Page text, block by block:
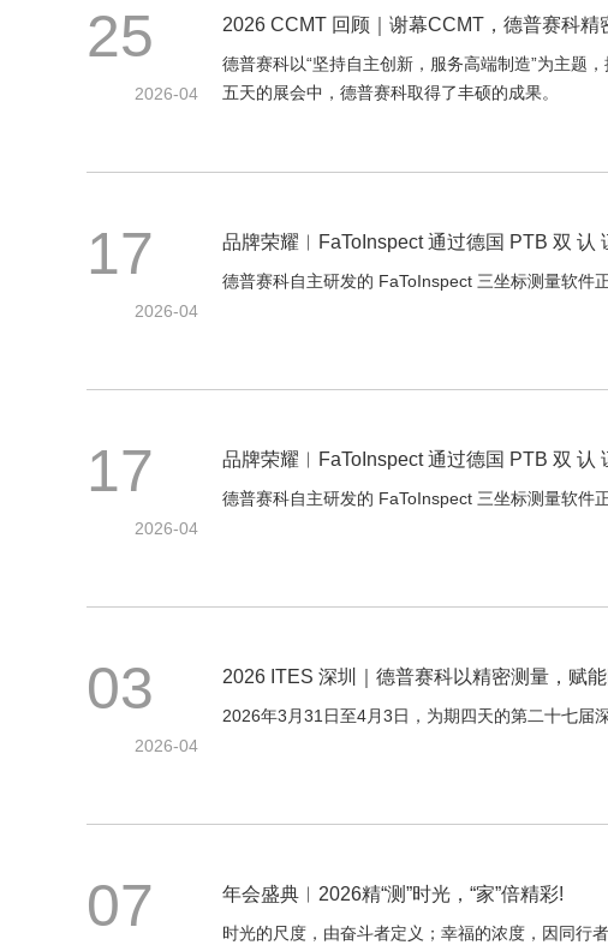
25
2026-04
2026 CCMT 回顾｜谢幕CCMT，德普赛科精
德普赛科以“坚持自主创新，服务高端制造”为主题
五天的展会中，德普赛科取得了丰硕的成果。
17
2026-04
品牌荣耀︱FaToInspect 通过德国 PTB 双 认
德普赛科自主研发的 FaToInspect 三坐标测量软件
17
2026-04
品牌荣耀︱FaToInspect 通过德国 PTB 双 认
德普赛科自主研发的 FaToInspect 三坐标测量软件
03
2026-04
2026 ITES 深圳｜德普赛科以精密测量，赋
2026年3月31日至4月3日，为期四天的第二十七届
07 年会盛典︱2026精“测”时光，“家”倍精彩!
时光的尺度，由奋斗者定义；幸福的浓度，因同行者